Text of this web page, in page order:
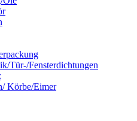
Tür-/Fensterdichtungen
Körbe/Eimer